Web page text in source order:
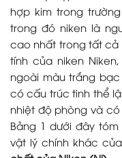
hợp kim trong
trong đó niken là
cao nhất trong tất cả
tính của niken
ngoài màu trắng
có cấu trúc tinh thể
nhiệt độ phòng và có
Bảng 1 dưới đây
vật lý chính khác